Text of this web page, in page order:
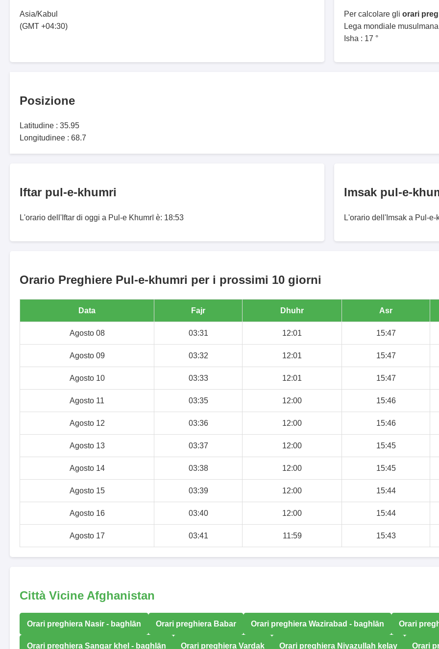
Asia/Kabul
(GMT +04:30)
Per calcolare gli orari
Lega mondiale
Isha : 17 °
Posizione
Latitudine : 35.95
Longitudinee : 68.7
Iftar pul-e-khumri
L'orario dell'Iftar di oggi a Pul-e Khumrī è: 18:53
Imsak pul-e-
L'orario dell'Imsak a Pul-
Orario Preghiere Pul-e-khumri per i prossimi 10 giorni
Data Fajr Dhuhr Asr
Agosto 08 03:31 12:01 15:47
Agosto 09 03:32 12:01 15:47
Agosto 10 03:33 12:01 15:47
Agosto 11 03:35 12:00 15:46
Agosto 12 03:36 12:00 15:46
Agosto 13 03:37 12:00 15:45
Agosto 14 03:38 12:00 15:45
Agosto 15 03:39 12:00 15:44
Agosto 16 03:40 12:00 15:44
Agosto 17 03:41 11:59 15:43
Città Vicine Afghanistan
Orari preghiera Nasir - baghlān Orari preghiera Babar Orari preghiera Wazirabad - baghlān Orari
Orari preghiera Sangar khel - baghlān Orari preghiera Vardak Orari preghiera Niyazullah kelay Orari